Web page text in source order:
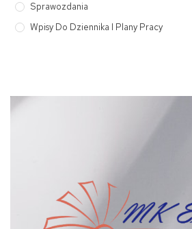
Sprawozdania
Wpisy Do Dziennika I Plany Pracy